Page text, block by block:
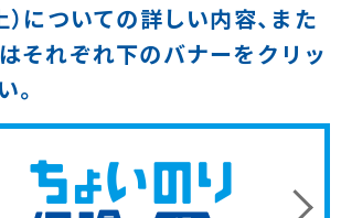
）についての詳しい内容、また
それぞれ下のバナーをクリッ
。